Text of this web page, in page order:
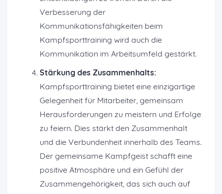
Verbesserung der
Kommunikationsfähigkeiten beim
Kampfsporttraining wird auch die
Kommunikation im Arbeitsumfeld gestärkt.
Stärkung des Zusammenhalts:
Kampfsporttraining bietet eine einzigartige
Gelegenheit für Mitarbeiter, gemeinsam
Herausforderungen zu meistern und Erfolge
zu feiern. Dies stärkt den Zusammenhalt
und die Verbundenheit innerhalb des Teams.
Der gemeinsame Kampfgeist schafft eine
positive Atmosphäre und ein Gefühl der
Zusammengehörigkeit, das sich auch auf